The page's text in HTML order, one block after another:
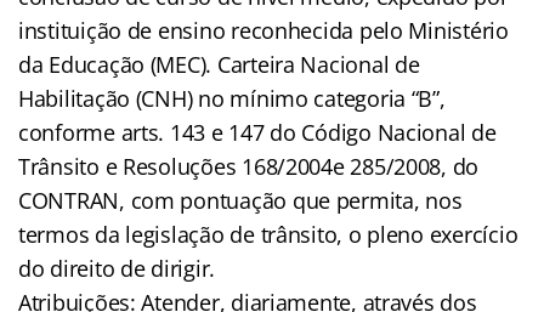
instituição de ensino reconhecida pelo Ministério
da Educação (MEC). Carteira Nacional de
Habilitação (CNH) no mínimo categoria “B”,
conforme arts. 143 e 147 do Código Nacional de
Trânsito e Resoluções 168/2004e 285/2008, do
CONTRAN, com pontuação que permita, nos
termos da legislação de trânsito, o pleno exercício
do direito de dirigir.
Atribuições: Atender, diariamente, através dos